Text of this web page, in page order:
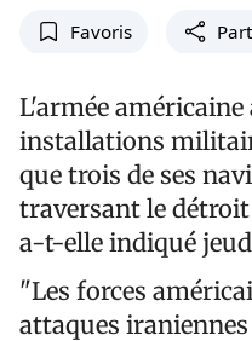
Favoris
L'armée américaine
installations
que trois de ses
traversant le
a-t-elle indiqué
"Les forces
attaques